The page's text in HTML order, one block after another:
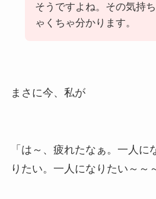
そうですよね。その気持
ゃくちゃ分かります。
まさに今、私が
「は～、疲れたなぁ。一人に
りたい。一人になりたい～～